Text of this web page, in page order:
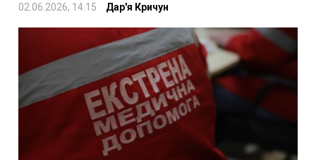
02.06.2026, 14:15 Дар'я Кричун